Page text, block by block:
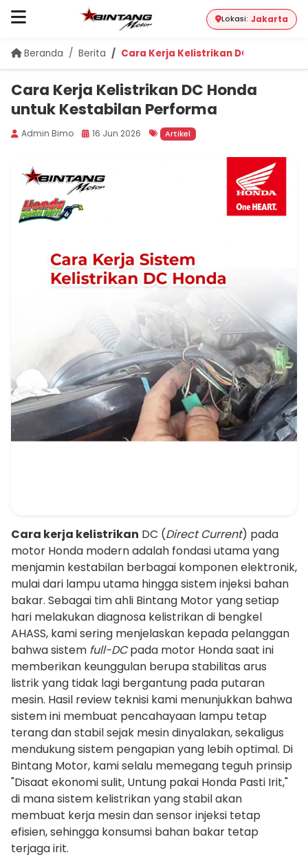
Lokasi: Jakarta
Beranda Berita Cara Kerja Kelistrikan DC Honda
Cara Kerja Kelistrikan DC Honda
untuk Kestabilan Performa
Admin Bimo 16 Jun 2026 Artikel
Cara kerja kelistrikan DC (Direct Current) pada
motor Honda modern adalah fondasi utama yang
menjamin kestabilan berbagai komponen elektronik,
mulai dari lampu utama hingga sistem injeksi bahan
bakar. Sebagai tim ahli Bintang Motor yang setiap
hari melakukan diagnosa kelistrikan di bengkel
AHASS, kami sering menjelaskan kepada pelanggan
bahwa sistem full-DCpada motor Honda saat ini
memberikan keunggulan berupa stabilitas arus
listrik yang tidak lagi bergantung pada putaran
mesin. Hasil review teknisi kami menunjukkan bahwa
sistem ini membuat pencahayaan lampu tetap
terang dan stabil sejak mesin dinyalakan, sekaligus
mendukung sistem pengapian yang lebih optimal. Di
Bintang Motor, kami selalu memegang teguh prinsip
"Disaat ekonomi sulit, Untung pakai Honda Pasti Irit,"
di mana sistem kelistrikan yang stabil akan
membuat kerja mesin dan sensor injeksi tetap
efisien, sehingga konsumsi bahan bakar tetap
terjaga irit.